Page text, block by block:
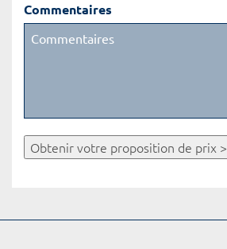
Commentaires
Obtenir votre proposition de prix >